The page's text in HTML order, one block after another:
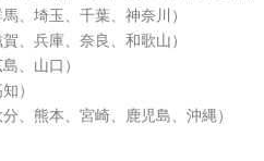
、埼玉、千葉、神奈川）
、兵庫、奈良、和歌山）
、山口）
）
、熊本、宮崎、鹿児島、沖縄）